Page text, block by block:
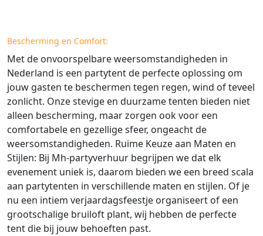
Bescherming en Comfort:
Met de onvoorspelbare weersomstandigheden in
Nederland is een partytent de perfecte oplossing om
jouw gasten te beschermen tegen regen, wind of teveel
zonlicht. Onze stevige en duurzame tenten bieden niet
alleen bescherming, maar zorgen ook voor een
comfortabele en gezellige sfeer, ongeacht de
weersomstandigheden. Ruime Keuze aan Maten en
Stijlen: Bij Mh-partyverhuur begrijpen we dat elk
evenement uniek is, daarom bieden we een breed scala
aan partytenten in verschillende maten en stijlen. Of je
nu een intiem verjaardagsfeestje organiseert of een
grootschalige bruiloft plant, wij hebben de perfecte
tent die bij jouw behoeften past.